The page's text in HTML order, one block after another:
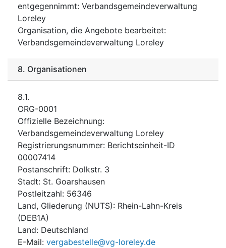
entgegennimmt: Verbandsgemeindeverwaltung
Loreley
Organisation, die Angebote bearbeitet:
Verbandsgemeindeverwaltung Loreley
8. Organisationen
8.1.
ORG-0001
Offizielle Bezeichnung:
Verbandsgemeindeverwaltung Loreley
Registrierungsnummer: Berichtseinheit-ID
00007414
Postanschrift: Dolkstr. 3
Stadt: St. Goarshausen
Postleitzahl: 56346
Land, Gliederung (NUTS): Rhein-Lahn-Kreis
(DEB1A)
Land: Deutschland
E-Mail: vergabestelle@vg-loreley.de